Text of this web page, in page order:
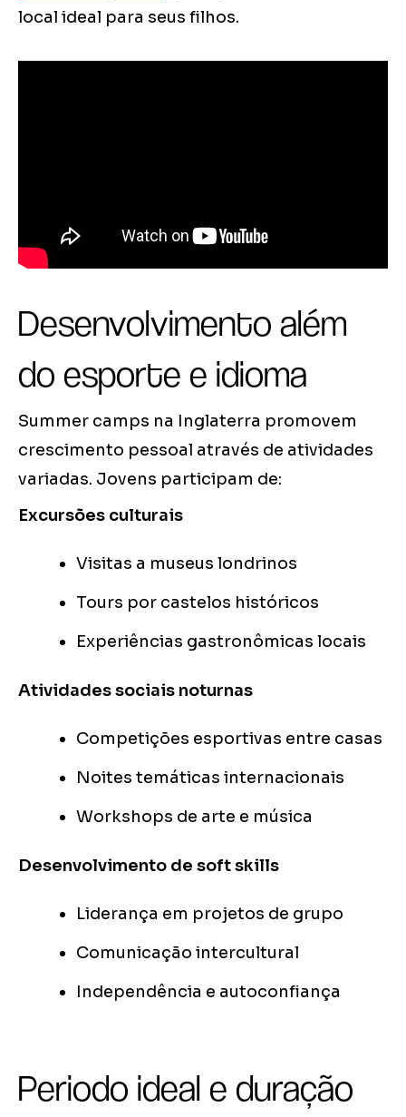
local ideal para seus filhos.
Desenvolvimento além
do esporte e idioma
Summer camps na Inglaterra promovem
crescimento pessoal através de atividades
variadas. Jovens participam de:
Excursões culturais
Visitas a museus londrinos
Tours por castelos históricos
Experiências gastronômicas locais
Atividades sociais noturnas
Competições esportivas entre casas
Noites temáticas internacionais
Workshops de arte e música
Desenvolvimento de soft skills
Liderança em projetos de grupo
Comunicação intercultural
Independência e autoconfiança
Periodo ideal e duração